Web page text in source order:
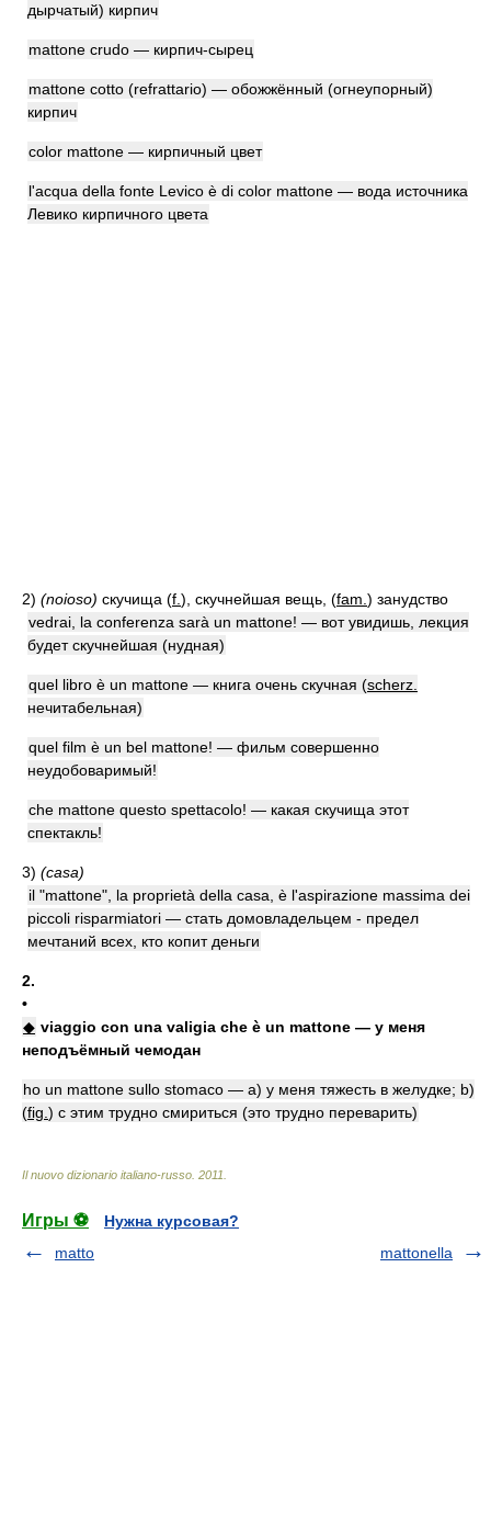
дырчатый) кирпич
mattone crudo — кирпич-сырец
mattone cotto (refrattario) — обожжённый (огнеупорный)
кирпич
color mattone — кирпичный цвет
l'acqua della fonte Levico è di color mattone — вода источника
Левико кирпичного цвета
2) (noioso) скучища (f. ), скучнейшая вещь, (fam. ) занудство
vedrai, la conferenza sarà un mattone! — вот увидишь, лекция
будет скучнейшая (нудная)
quel libro è un mattone — книга очень скучная (scherz.
нечитабельная)
quel film è un bel mattone! — фильм совершенно
неудобоваримый!
che mattone questo spettacolo! — какая скучища этот
спектакль!
3) (casa)
il "mattone", la proprietà della casa, è l'aspirazione massima dei
piccoli risparmiatori — стать домовладельцем - предел
мечтаний всех, кто копит деньги
2.
•
◆ viaggio con una valigia che è un mattone — у меня
неподъёмный чемодан
ho un mattone sullo stomaco — a) у меня тяжесть в желудке; b)
(fig. ) с этим трудно смириться (это трудно переварить)
Il nuovo dizionario italiano-russo 2011
Игры ⚽
Нужна курсовая?
matto
mattonella